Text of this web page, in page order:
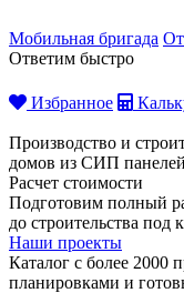
Мобильная бригада
Ответим быстро
Избранное
Производство и
домов из СИП панелей
Расчет стоимости
Подготовим полный
до строительства под
Наши проекты
Каталог с более 2000
планировками и